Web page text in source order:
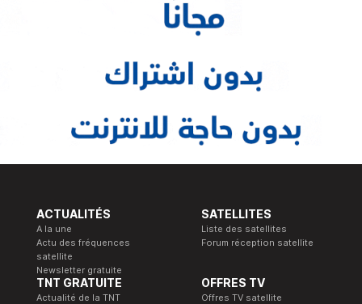
ACTUALITÉS
A la une
Actu des fréquences
satellite
Newsletter gratuite
SATELLITES
Liste des satellites
Forum réception satellite
TNT GRATUITE
Actualité de la TNT
OFFRES TV
Offres TV satellite